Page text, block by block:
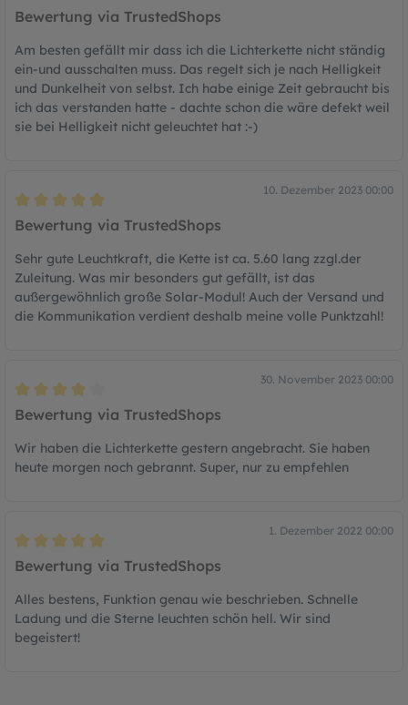
Bewertung mit 5 von 5 Sternen
Bewertung via TrustedShops
Am besten gefällt mir dass ich die Lichterkette nicht ständig
ein-und ausschalten muss. Das regelt sich je nach Helligkeit
und Dunkelheit von selbst. Ich habe einige Zeit gebraucht bis
ich das verstanden hatte - dachte schon die wäre defekt weil
sie bei Helligkeit nicht geleuchtet hat :-)
10. Dezember 2023 00:00
Bewertung mit 5 von 5 Sternen
Bewertung via TrustedShops
Sehr gute Leuchtkraft, die Kette ist ca. 5.60 lang zzgl.der
Zuleitung. Was mir besonders gut gefällt, ist das
außergewöhnlich große Solar-Modul! Auch der Versand und
die Kommunikation verdient deshalb meine volle Punktzahl!
30. November 2023 00:00
Bewertung mit 4 von 5 Sternen
Bewertung via TrustedShops
Wir haben die Lichterkette gestern angebracht. Sie haben
heute morgen noch gebrannt. Super, nur zu empfehlen
1. Dezember 2022 00:00
Bewertung mit 5 von 5 Sternen
Bewertung via TrustedShops
Alles bestens, Funktion genau wie beschrieben. Schnelle
Ladung und die Sterne leuchten schön hell. Wir sind
begeistert!